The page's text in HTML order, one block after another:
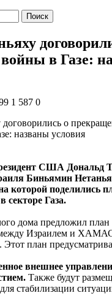
Поиск
в Газе:
1 587 0
США Дональд
Биньямин
которой поделились
Газа.
дома предложил план
Израилем и
Этот план
внешнее
Также будут
стабилизации